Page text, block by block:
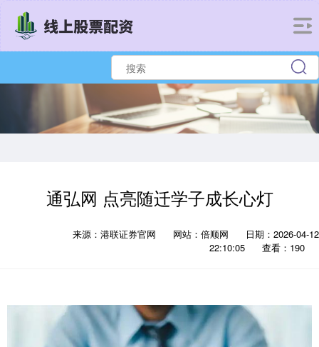
通弘网 点亮随迁学子成长心灯
来源：港联证券官网 网站：倍顺网
日期：2026-04-12
22:10:05
查看：190